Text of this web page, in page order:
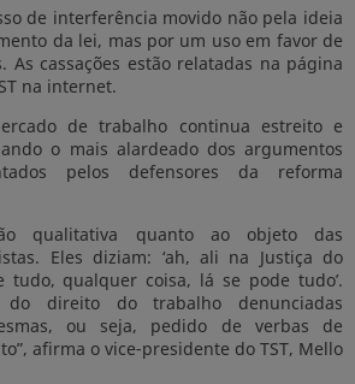
de interferência movido não pela ideia
da lei, mas por um uso em favor de
As cassações estão relatadas na página
na internet.
de trabalho continua estreito e
o mais alardeado dos argumentos
pelos defensores da reforma
qualitativa quanto ao objeto das
Eles diziam: ‘ah, ali na Justiça do
tudo, qualquer coisa, lá se pode tudo’.
do direito do trabalho denunciadas
ou seja, pedido de verbas de
afirma o vice-presidente do TST, Mello